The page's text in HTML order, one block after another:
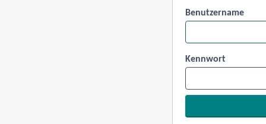
Benutzername
Kennwort